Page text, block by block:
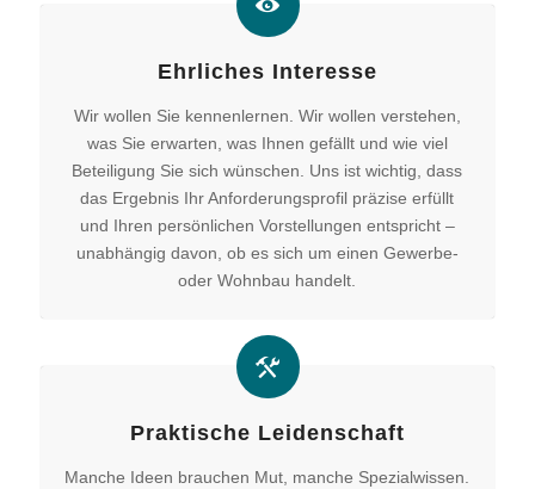
Ehrliches Interesse
Wir wollen Sie kennenlernen. Wir wollen verstehen,
was Sie erwarten, was Ihnen gefällt und wie viel
Beteiligung Sie sich wünschen. Uns ist wichtig, dass
das Ergebnis Ihr Anforderungsprofil präzise erfüllt
und Ihren persönlichen Vorstellungen entspricht –
unabhängig davon, ob es sich um einen Gewerbe-
oder Wohnbau handelt.
Praktische Leidenschaft
Manche Ideen brauchen Mut, manche Spezialwissen.